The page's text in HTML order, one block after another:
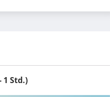
1 Std.)